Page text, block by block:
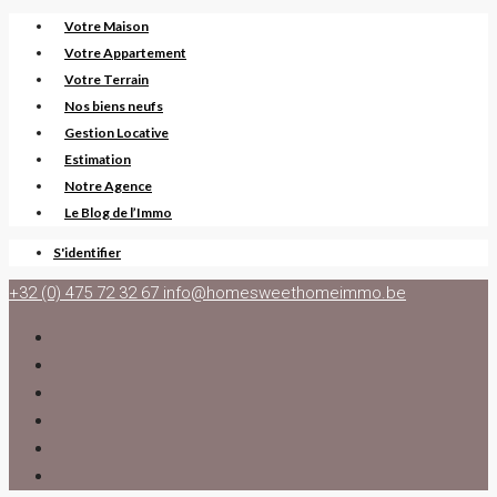
Votre Maison
Votre Appartement
Votre Terrain
Nos biens neufs
Gestion Locative
Estimation
Notre Agence
Le Blog de l’Immo
S'identifier
+32 (0) 475 72 32 67 info@homesweethomeimmo.be